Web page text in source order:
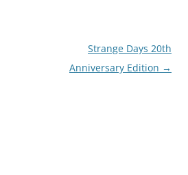
Strange Days 20th
Anniversary Edition →